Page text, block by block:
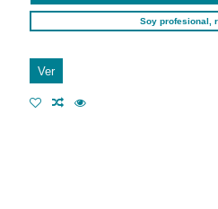
Soy profesional,
Ver